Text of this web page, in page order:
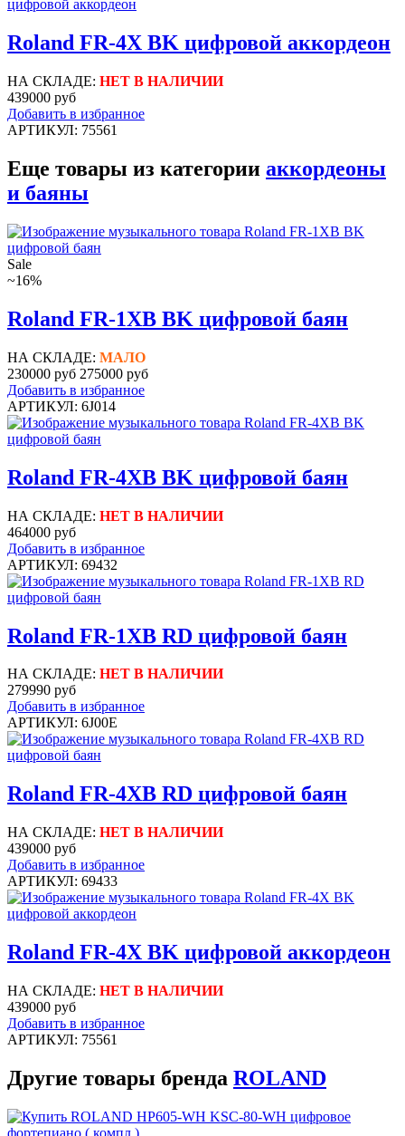
Roland FR-4X BK цифровой аккордеон
НА СКЛАДЕ: НЕТ В НАЛИЧИИ
439000 руб
Добавить в избранное
АРТИКУЛ: 75561
Еще товары из категории аккордеоны
и баяны
Sale
~16%
Roland FR-1XB BK цифровой баян
НА СКЛАДЕ: МАЛО
230000 руб 275000 руб
Добавить в избранное
АРТИКУЛ: 6J014
Roland FR-4XB BK цифровой баян
НА СКЛАДЕ: НЕТ В НАЛИЧИИ
464000 руб
Добавить в избранное
АРТИКУЛ: 69432
Roland FR-1XB RD цифровой баян
НА СКЛАДЕ: НЕТ В НАЛИЧИИ
279990 руб
Добавить в избранное
АРТИКУЛ: 6J00E
Roland FR-4XB RD цифровой баян
НА СКЛАДЕ: НЕТ В НАЛИЧИИ
439000 руб
Добавить в избранное
АРТИКУЛ: 69433
Roland FR-4X BK цифровой аккордеон
НА СКЛАДЕ: НЕТ В НАЛИЧИИ
439000 руб
Добавить в избранное
АРТИКУЛ: 75561
Другие товары бренда ROLAND